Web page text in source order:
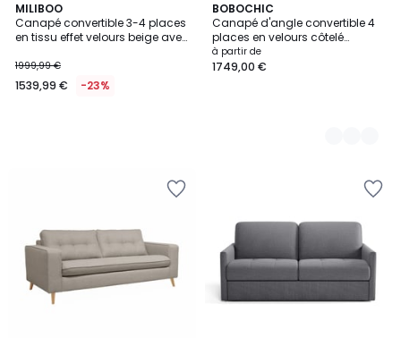
MILIBOO
Canapé convertible 3-4 places
en tissu effet velours beige avec
1999,99 €
1539,99 € -23%
BOBOCHIC
Canapé d'angle convertible 4
places en velours côtelé
couchage 160x190 cm,
MONACO
à partir de
1749,00 €
7
Couleurs